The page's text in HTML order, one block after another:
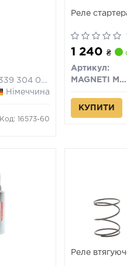
2 339 304 057
Німеччина
Код: 16573-60
Реле
1 240₴
Артикул:
MAGNETI MARELLI
КУПИТИ
Реле